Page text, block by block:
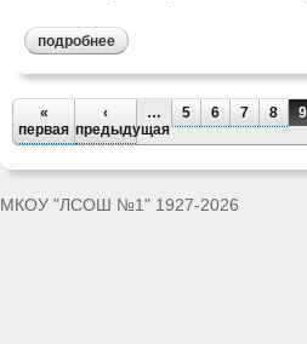
подробнее
«
первая
‹
предыдущая
… 5 6 7 8 9
МКОУ "ЛСОШ №1" 1927-2026